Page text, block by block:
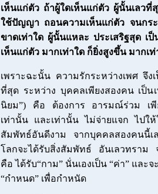
เห็นแก่ตัว ถ้าผู้ใดเห็นแก่ตัว ผู้นั้นเลว
ใช้ปัญญา ถอนความเห็นแก่ตัว จนกร
ขาดเท่าใด ผู้นั้นแหละ ประเสริฐสุด เ
เห็นแก่ตัว มากเท่าใด ก็ยิ่งสูงขึ้น มากเ
เพราะฉะนั้น ความรักระหว่างเพศ จึ
ที่สุด ระหว่าง บุคคลเพียงสองคน เป็น
นิยม”) คือ ต้องการ อารมณ์ร่วม เพีย
เท่านั้น และเท่านั้น ไม่จ่ายแจก ไปใ
สัมพัทธ์อันดีงาม จากบุคคลสองคนนี้
โลกจะได้รับสิ่งสัมพัทธ์ อันเลวทราม
คือ ได้รับ“กาม” นั่นเองเป็น “ค่า” และ
“กำหนด” เพื่อกำหนัด